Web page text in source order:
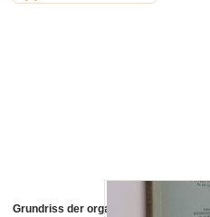
Grundriss der organischen chemie